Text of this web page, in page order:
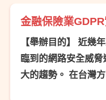
金融保險業
【舉辦目的】 近幾
臨到的網路安全威
大的趨勢。 在台灣